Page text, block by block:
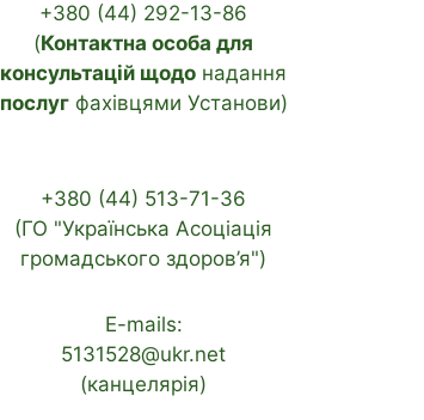
+380 (44) 292-13-86
(Контактна особа для
консультацій щодо надання
послугфахівцями Установи)
+380 (44) 513-71-36
(ГО "Українська Асоціація
громадського здоров’я")
E-mails:
5131528@ukr.net
(канцелярія)